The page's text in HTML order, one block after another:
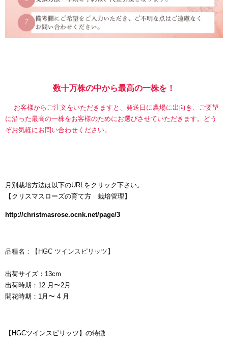
数十万株の中から最高の一株を！
お客様からご注文をいただきますと、発送日に農場に出向き、ご要望
に沿った最高の一株をお客様のためにお選びさせていただきます。どう
ぞお気軽にお問い合わせください。
月別栽培方法は以下のURLをクリック下さい。
【 クリスマスローズの育て方 栽培管理】
http://christmasrose.ocnk.net/page/3
品種名：【HGC ツインスピリッツ】
出荷サイズ：13cm
出荷時期：12 月〜2月
開花時期：1月〜 4 月
【HGCツインスピリッツ】の特徴